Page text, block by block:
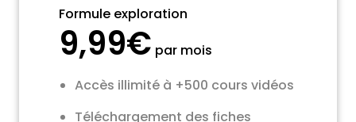
Formule exploration
9,99€ par mois
Accès illimité à +500 cours vidéos
Téléchargement des fiches